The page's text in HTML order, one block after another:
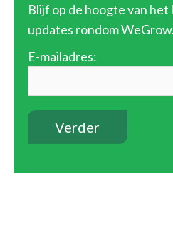
Blijf op de hoogte van
updates rondom WeGrow.
E-mailadres: